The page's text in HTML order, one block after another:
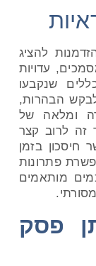
להציג
עדויות
שנקבעו
הבהרות,
ומלאה של
זה לרוב קצר
חיסכון בזמן
פתרונות
מותאמים
.
פסק